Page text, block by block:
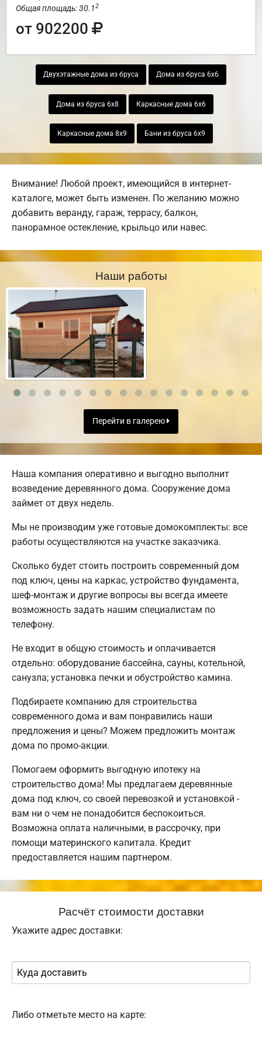
Общая площадь: 30.12
от 902200
Двухэтажные дома из бруса Дома из бруса 6х6
Дома из бруса 6х8 Каркасные дома 6х6
Каркасные дома 8х9 Бани из бруса 6х9
Внимание! Любой проект, имеющийся в интернет-
каталоге, может быть изменен. По желанию можно
добавить веранду, гараж, террасу, балкон,
панорамное остекление, крыльцо или навес.
Наши работы
Перейти в галерею
Наша компания оперативно и выгодно выполнит
возведение деревянного дома. Сооружение дома
займет от двух недель.
Мы не производим уже готовые домокомплекты: все
работы осуществляются на участке заказчика.
Сколько будет стоить построить современный дом
под ключ, цены на каркас, устройство фундамента,
шеф-монтаж и другие вопросы вы всегда имеете
возможность задать нашим специалистам по
телефону.
Не входит в общую стоимость и оплачивается
отдельно: оборудование бассейна, сауны, котельной,
санузла; установка печки и обустройство камина.
Подбираете компанию для строительства
современного дома и вам понравились наши
предложения и цены? Можем предложить монтаж
дома по промо-акции.
Помогаем оформить выгодную ипотеку на
строительство дома! Мы предлагаем деревянные
дома под ключ, со своей перевозкой и установкой -
вам ни о чем не понадобится беспокоиться.
Возможна оплата наличными, в рассрочку, при
помощи материнского капитала. Кредит
предоставляется нашим партнером.
Расчёт стоимости доставки
Укажите адрес доставки:
Либо отметьте место на карте: